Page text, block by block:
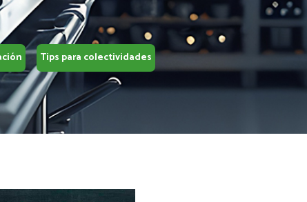
Tips para colectividades